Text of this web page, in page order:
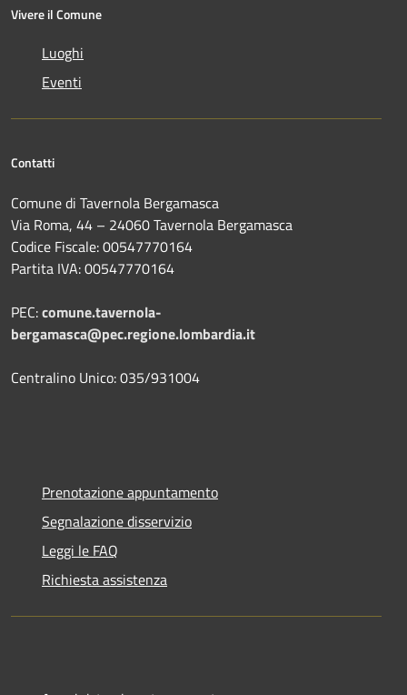
Vivere il Comune
Luoghi
Eventi
Contatti
Comune di Tavernola Bergamasca
Via Roma, 44 – 24060 Tavernola Bergamasca
Codice Fiscale: 00547770164
Partita IVA: 00547770164
PEC:comune.tavernola-
bergamasca@pec.regione.lombardia.it
Centralino Unico: 035/931004
Prenotazione appuntamento
Segnalazione disservizio
Leggi le FAQ
Richiesta assistenza